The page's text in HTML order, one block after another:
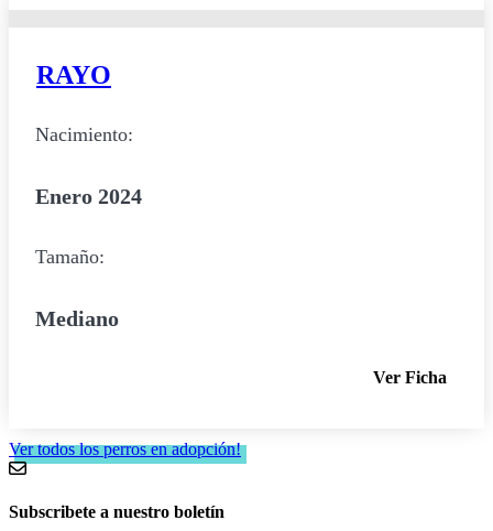
RAYO
Nacimiento:
Enero 2024
Tamaño:
Mediano
Ver Ficha
Ver todos los perros en adopción!
Subscribete a nuestro boletín